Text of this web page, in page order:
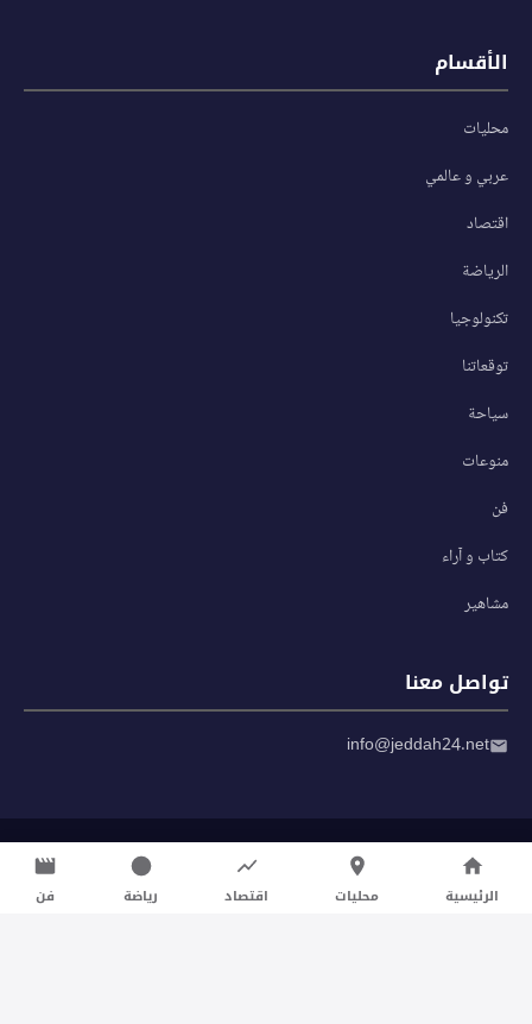
الأقسام
محليات
عربي و عالمي
اقتصاد
الرياضة
تكنولوجيا
توقعاتنا
سياحة
منوعات
فن
كتاب و آراء
مشاهير
تواصل معنا
info@jeddah24.net
سياسة الخصوصية
شروط الاستخدام
الرئيسية محليات اقتصاد رياضة فن